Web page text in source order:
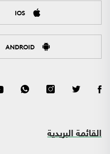
IOS
ANDROID
القائمة البريدية